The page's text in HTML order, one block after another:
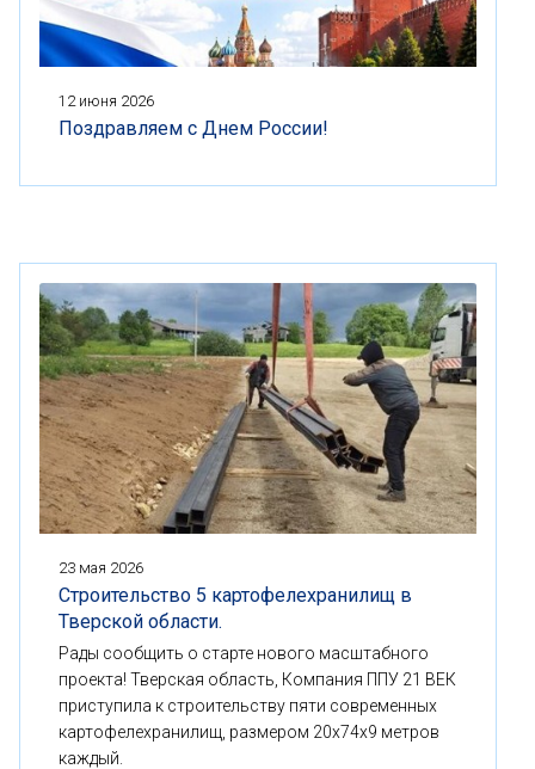
12 июня 2026
Поздравляем с Днем России!
23 мая 2026
Строительство 5 картофелехранилищ в
Тверской области.
Рады сообщить о старте нового масштабного
проекта! Тверская область, Компания ППУ 21 ВЕК
приступила к строительству пяти современных
картофелехранилищ, размером 20x74x9 метров
каждый.